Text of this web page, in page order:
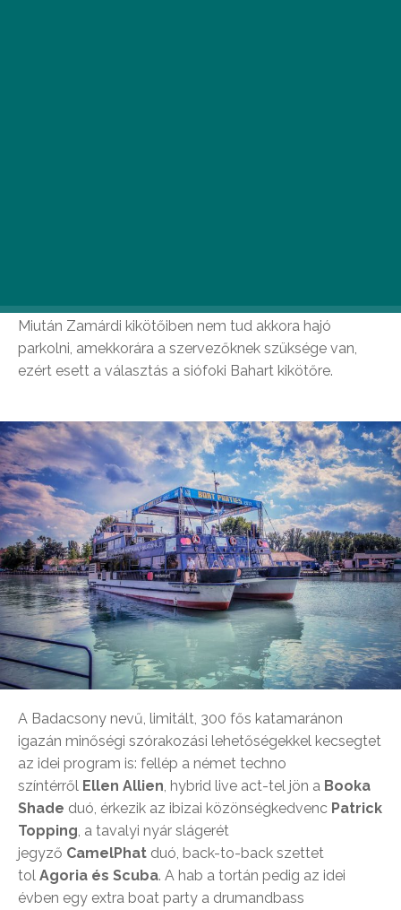
Miután Zamárdi kikötőiben nem tud akkora hajó
parkolni, amekkorára a szervezőknek szüksége van,
ezért esett a választás a siófoki Bahart kikötőre.
A Badacsony nevű, limitált, 300 fős katamaránon
igazán minőségi szórakozási lehetőségekkel kecsegtet
az idei program is: fellép a német techno
színtérről Ellen Allien , hybrid live act-tel jön a Booka
Shade duó, érkezik az ibizai közönségkedvenc Patrick
Topping , a tavalyi nyár slágerét
jegyző CamelPhat duó, back-to-back szettet
tol Agoria és Scuba. A hab a tortán pedig az idei
évben egy extra boat party a drumandbass